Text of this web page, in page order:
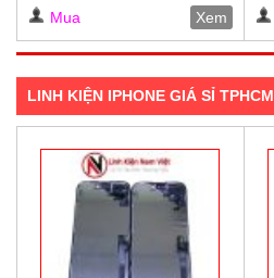
Mua Xem
LINH KIỆN IPHONE GIÁ SỈ TPHCM